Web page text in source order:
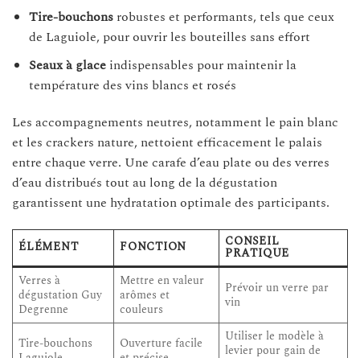
Tire-bouchonsrobustes et performants, tels que ceux
de Laguiole, pour ouvrir les bouteilles sans effort
Seaux à glaceindispensables pour maintenir la
température des vins blancs et rosés
Les accompagnements neutres, notamment le pain blanc
et les crackers nature, nettoient efficacement le palais
entre chaque verre. Une carafe d’eau plate ou des verres
d’eau distribués tout au long de la dégustation
garantissent une hydratation optimale des participants.
ÉLÉMENT FONCTION CONSEIL
PRATIQUE
Verres à
dégustation Guy
Degrenne
Mettre en valeur
arômes et
couleurs
Prévoir un verre par
vin
Tire-bouchons
Ouverture facile
Utiliser le modèle à
levier pour gain de